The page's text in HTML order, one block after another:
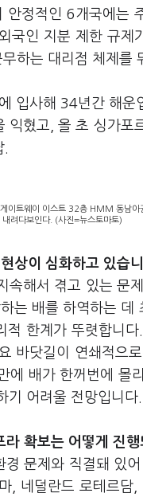
안정적인 6개국에는
국인 지분 제한 규
하는 대리점 체제를
입사해 34년간 해운
익혔고, 올 초 싱가
이트웨이 이스트 32층 HMM 동남아
내려다보인다. (사진=뉴스토마토)
상이 심화하고 있습
속해서 겪고 있는 문
는 배를 하역하는 데
적 한계가 뚜렷합니
바닷길이 연쇄적으
에 배가 한꺼번에 몰
기 어려울 전망입니다.
확보는 어떻게 진행
문제와 직결돼 있
, 네덜란드 로테르담